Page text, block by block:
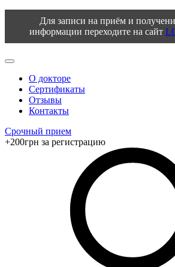
Для записи на приём и
информации переходите на сайт
О докторе
Сертификаты
Отзывы
Контакты
Срочный прием
+200грн за регистрацию